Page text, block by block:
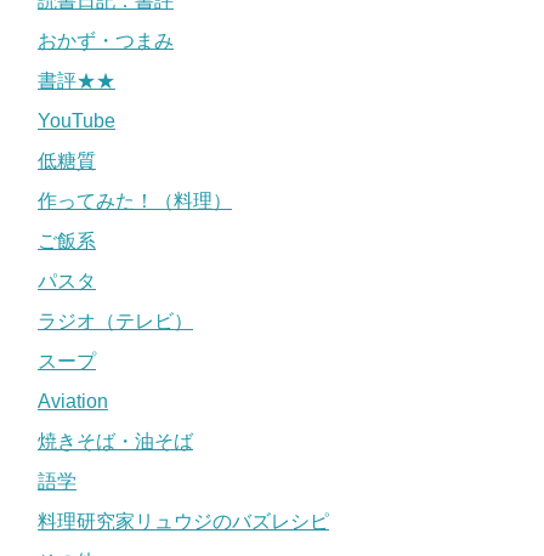
おかず・つまみ
書評★★
YouTube
低糖質
作ってみた！（料理）
ご飯系
パスタ
ラジオ（テレビ）
スープ
Aviation
焼きそば・油そば
語学
料理研究家リュウジのバズレシピ